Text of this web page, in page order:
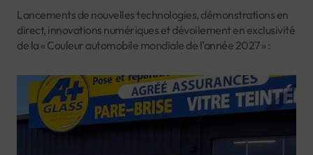
Lancements de nouvelles technologies, démonstrations en
direct, innovations numériques et dévoilement en exclusivité
de la « Couleur automobile mondiale de l’année 2027 » :